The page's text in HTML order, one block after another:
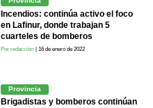
Incendios: continúa activo el foco
en Lafinur, donde trabajan 5
cuarteles de bomberos
Por redacción | 16 de enero de 2022
Provincia
Brigadistas y bomberos continúan